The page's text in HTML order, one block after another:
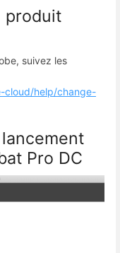
produit
suivez les
cloud/help/change-
Pro DC